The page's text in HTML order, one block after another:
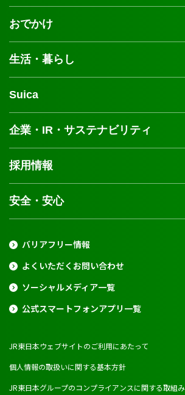
おでかけ
生活・暮らし
Suica
企業・IR・サステナビリティ
採用情報
安全・安心
バリアフリー情報
よくいただくお問い合わせ
ソーシャルメディア一覧
公式スマートフォンアプリ一覧
JR東日本ウェブサイトのご利用にあたって
個人情報の取扱いに関する基本方針
JR東日本グループのコンプライアンスに関する取組み